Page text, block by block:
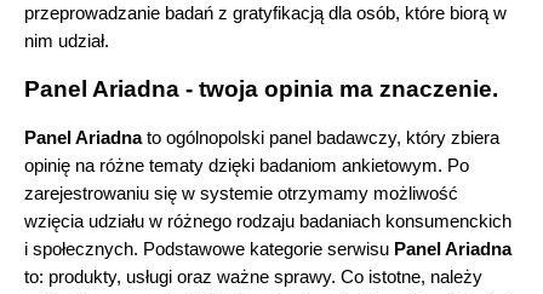
przeprowadzanie badań z gratyfikacją dla osób, które biorą w
nim udział.
Panel Ariadna - twoja opinia ma znaczenie.
Panel Ariadna to ogólnopolski panel badawczy, który zbiera
opinię na różne tematy dzięki badaniom ankietowym. Po
zarejestrowaniu się w systemie otrzymamy możliwość
wzięcia udziału w różnego rodzaju badaniach konsumenckich
i społecznych. Podstawowe kategorie serwisu
Panel Ariadna
to: produkty, usługi oraz ważne sprawy. Co istotne, należy